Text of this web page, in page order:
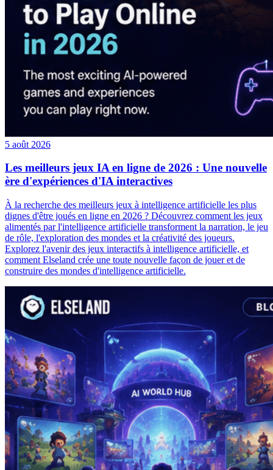
5 août 2026
Les meilleurs jeux IA en ligne de 2026 : Une nouvelle
ère d'expériences d'IA interactives
À la recherche des meilleurs jeux à intelligence artificielle les plus
dignes d'être joués en ligne en 2026 ? Découvrez comment les jeux
alimentés par l'intelligence artificielle transforment la narration, le jeu
de rôle, l'exploration des mondes et la créativité des joueurs.
Explorez l'avenir des jeux interactifs à intelligence artificielle, et
comment Elseland crée une toute nouvelle façon de jouer et de
construire des mondes d'intelligence artificielle.